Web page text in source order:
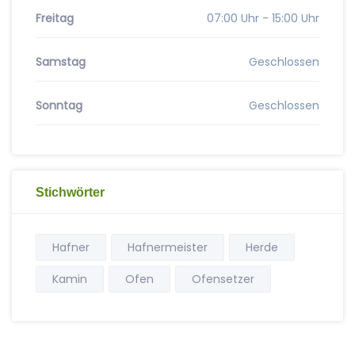
Freitag 07:00 Uhr - 15:00 Uhr
Samstag Geschlossen
Sonntag Geschlossen
Stichwörter
Hafner Hafnermeister
Herde
Kamin
Ofen Ofensetzer